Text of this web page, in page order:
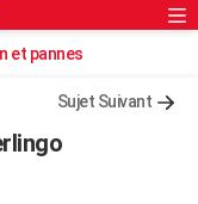
Rechercher
et pannes
Sujet Suivant